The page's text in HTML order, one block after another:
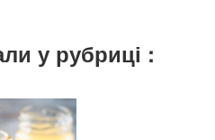
у рубриці :